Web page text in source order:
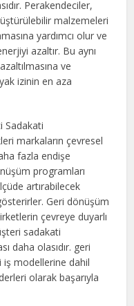
Perakendeciler,
malzemeleri
yardımcı olur ve
azaltır. Bu aynı
ve
izinin en aza
Sadakati
markaların çevresel
fazla endişe
programları
artırabilecek
Geri dönüşüm
çevreye duyarlı
sadakati
daha olasıdır. geri
modellerine dahil
olarak başarıyla